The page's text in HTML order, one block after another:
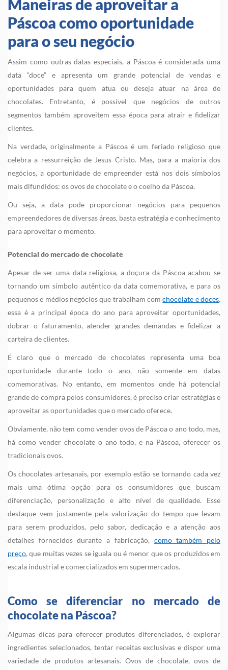
Maneiras de aproveitar a
Páscoa como oportunidade
para o seu negócio
Assim como outras datas especiais, a Páscoa é considerada uma
data “doce” e apresenta um grande potencial de vendas e
oportunidades para quem atua ou deseja atuar na área de
chocolates. Entretanto, é possível que negócios de outros
segmentos também aproveitem essa época para atrair e fidelizar
clientes.
Na verdade, originalmente a Páscoa é um feriado religioso que
celebra a ressurreição de Jesus Cristo. Mas, para a maioria dos
negócios, a oportunidade de empreender está nos dois símbolos
mais difundidos: os ovos de chocolate e o coelho da Páscoa.
Ou seja, a data pode proporcionar negócios para pequenos
empreendedores de diversas áreas, basta estratégia e conhecimento
para aproveitar o momento.
Potencial do mercado de chocolate
Apesar de ser uma data religiosa, a doçura da Páscoa acabou se
tornando um símbolo autêntico da data comemorativa, e para os
pequenos e médios negócios que trabalham comchocolate e doces,
essa é a principal época do ano para aproveitar oportunidades,
dobrar o faturamento, atender grandes demandas e fidelizar a
carteira de clientes.
É claro que o mercado de chocolates representa uma boa
oportunidade durante todo o ano, não somente em datas
comemorativas. No entanto, em momentos onde há potencial
grande de compra pelos consumidores, é preciso criar estratégias e
aproveitar as oportunidades que o mercado oferece.
Obviamente, não tem como vender ovos de Páscoa o ano todo, mas,
há como vender chocolate o ano todo, e na Páscoa, oferecer os
tradicionais ovos.
Os chocolates artesanais, por exemplo estão se tornando cada vez
mais uma ótima opção para os consumidores que buscam
diferenciação, personalização e alto nível de qualidade. Esse
destaque vem justamente pela valorização do tempo que levam
para serem produzidos, pelo sabor, dedicação e a atenção aos
detalhes fornecidos durante a fabricação, como também pelo
preço, que muitas vezes se iguala ou é menor que os produzidos em
escala industrial e comercializados em supermercados.
Como se diferenciar no mercado de
chocolate na Páscoa?
Algumas dicas para oferecer produtos diferenciados, é explorar
ingredientes selecionados, tentar receitas exclusivas e dispor uma
variedade de produtos artesanais. Ovos de chocolate, ovos de